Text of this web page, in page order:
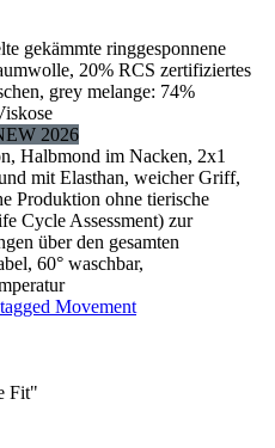
gekämmte ringgesponnene
20% RCS zertifiziertes
grey melange: 74%
2026
Halbmond im Nacken, 2x1
mit Elasthan, weicher Griff,
Produktion ohne tierische
Cycle Assessment) zur
über den gesamten
60° waschbar,
Movement
Fit"